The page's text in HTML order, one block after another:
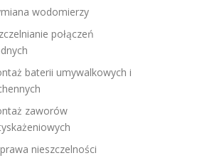
wodomierzy
połączeń
baterii umywalkowych i
zaworów
nieszczelności